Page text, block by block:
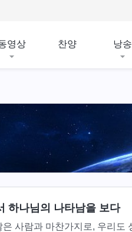
영상 찬양 낭송
하나님의 나타남을 보다
사람과 마찬가지로, 우리도